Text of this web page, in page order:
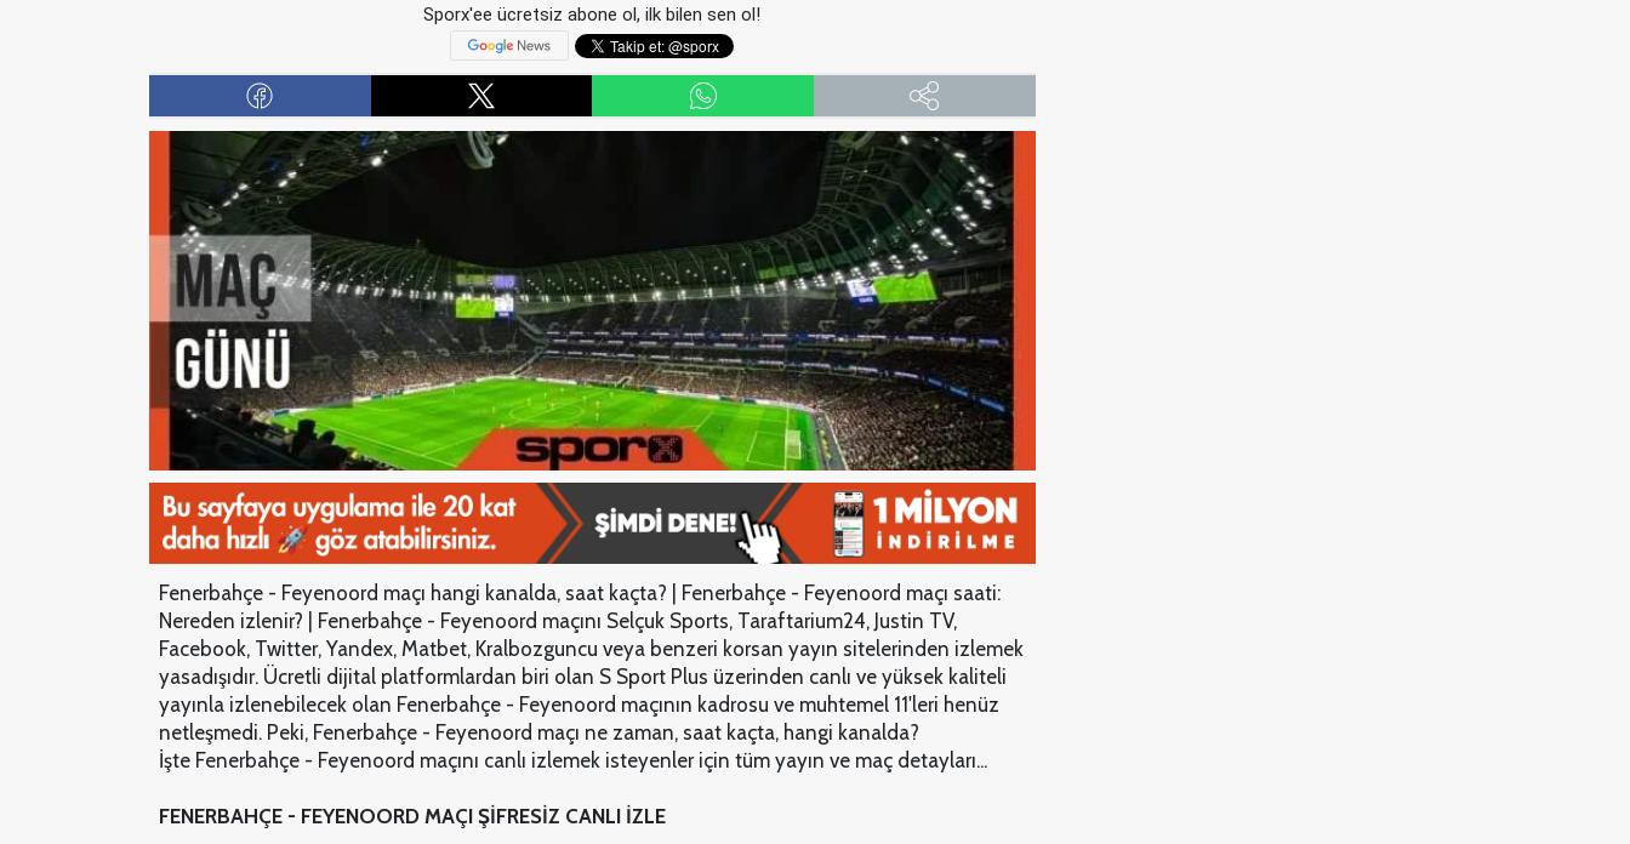
Sporx'ee ücretsiz abone ol, ilk bilen sen ol!
Fenerbahçe - Feyenoord maçı hangi kanalda, saat kaçta? | Fenerbahçe - Feyenoord maçı saati:
Nereden izlenir? | Fenerbahçe - Feyenoord maçını Selçuk Sports, Taraftarium24, Justin TV,
Facebook, Twitter, Yandex, Matbet, Kralbozguncu veya benzeri korsan yayın sitelerinden izlemek
yasadışıdır. Ücretli dijital platformlardan biri olan S Sport Plus üzerinden canlı ve yüksek kaliteli
yayınla izlenebilecek olan Fenerbahçe - Feyenoord maçının kadrosu ve muhtemel 11'leri henüz
netleşmedi. Peki, Fenerbahçe - Feyenoord maçı ne zaman, saat kaçta, hangi kanalda?
İşte Fenerbahçe - Feyenoord maçını canlı izlemek isteyenler için tüm yayın ve maç detayları...
FENERBAHÇE - FEYENOORD MAÇI ŞİFRESİZ CANLI İZLE